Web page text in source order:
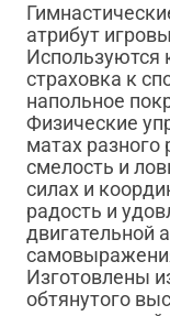
атрибут
Используются
страховка к
напольное
Физические
матах разного
смелость и
силах и
радость и
двигательной
Изготовлены
обтянутого